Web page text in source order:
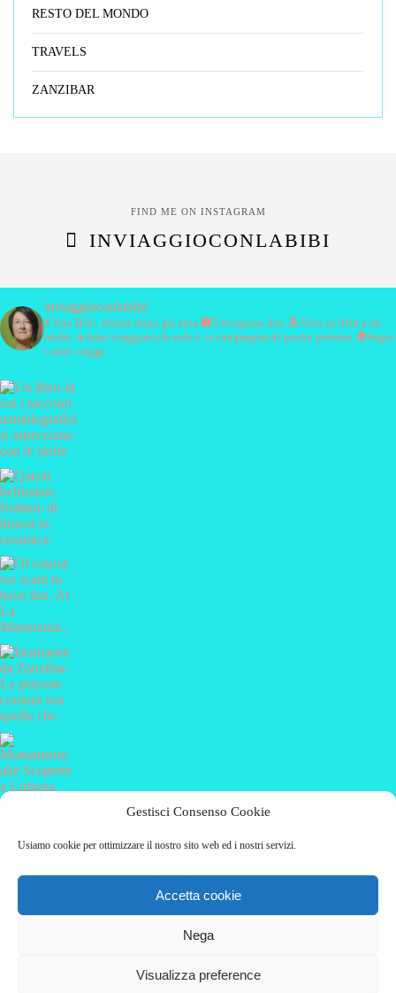
Gestisci Consenso Cookie
Usiamo cookie per ottimizzare il nostro sito web ed i nostri servizi.
Accetta cookie
Nega
Visualizza preference
RESTO DEL MONDO
TRAVELS
ZANZIBAR
FIND ME ON INSTAGRAM
INVIAGGIOCONLABIBI
inviaggioconlabibi
💃 Una Bibi, donna dopo gli anta 🏣Trevigiana doc 🏝️Vivo in Africa da
molto ✈️Amo viaggiare,da sola o in compagnia di poche persone 🌍Segui
i miei viaggi
Carica altro… Segui su Instagram
(C) 2019 - Solo Pine. All Rights Reserved.
CHI SONO